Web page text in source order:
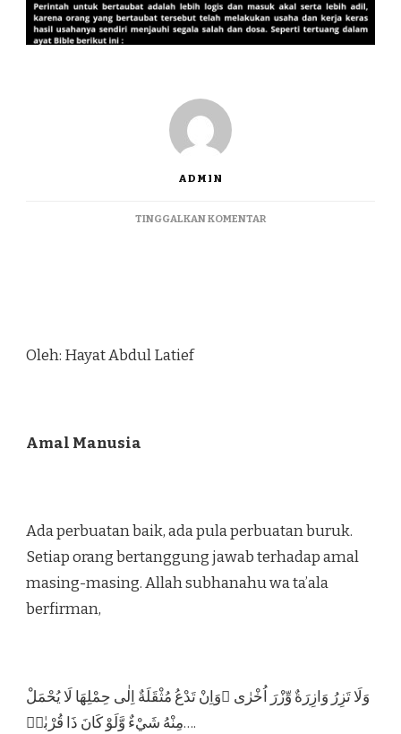
ADMIN
TINGGALKAN KOMENTAR
Oleh: Hayat Abdul Latief
Amal Manusia
Ada perbuatan baik, ada pula perbuatan buruk.
Setiap orang bertanggung jawab terhadap amal
masing-masing. Allah subhanahu wa ta’ala
berfirman,
وَلَا تَزِرُ وَازِرَةٌ وِّزْرَ اُخْرٰى ۗوَاِنْ تَدْعُ مُثْقَلَةٌ اِلٰى حِمْلِهَا لَا يُحْمَلْ
مِنْهُ شَيْءٌ وَّلَوْ كَانَ ذَا قُرْبٰىۗ….